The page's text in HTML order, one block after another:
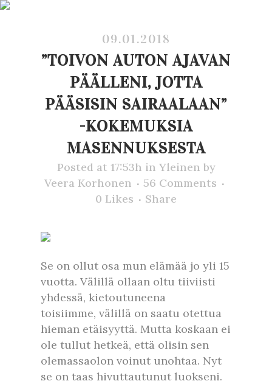
09.01.2018
”TOIVON AUTON AJAVAN
PÄÄLLENI, JOTTA
PÄÄSISIN SAIRAALAAN”
-KOKEMUKSIA
MASENNUKSESTA
Posted at 17:53h in Yleinen by
Veera Korhonen
56 Comments
0 Likes Share
Se on ollut osa mun elämää jo yli 15
vuotta. Välillä ollaan oltu tiiviisti
yhdessä, kietoutuneena
toisiimme, välillä on saatu otettua
hieman etäisyyttä. Mutta koskaan ei
ole tullut hetkeä, että olisin sen
olemassaolon voinut unohtaa. Nyt
se on taas hivuttautunut luokseni.